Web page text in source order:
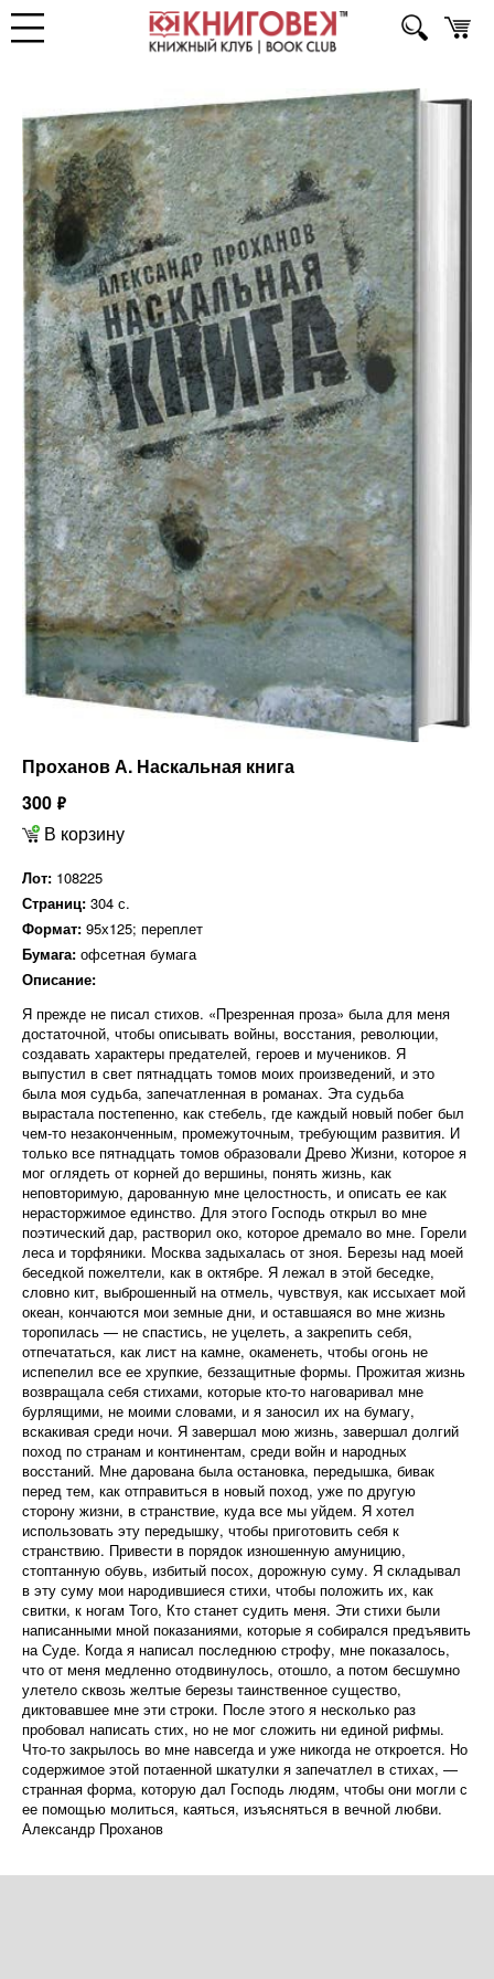
Проханов А. Наскальная книга
300 ф
В корзину
Лот: 108225
Страниц: 304 с.
Формат: 95х125; переплет
Бумага: офсетная бумага
Описание:
Я прежде не писал стихов. «Презренная проза» была для меня
достаточной, чтобы описывать войны, восстания, революции,
создавать характеры предателей, героев и мучеников. Я
выпустил в свет пятнадцать томов моих произведений, и это
была моя судьба, запечатленная в романах. Эта судьба
вырастала постепенно, как стебель, где каждый новый побег был
чем-то незаконченным, промежуточным, требующим развития. И
только все пятнадцать томов образовали Древо Жизни, которое я
мог оглядеть от корней до вершины, понять жизнь, как
неповторимую, дарованную мне целостность, и описать ее как
нерасторжимое единство. Для этого Господь открыл во мне
поэтический дар, растворил око, которое дремало во мне. Горели
леса и торфяники. Москва задыхалась от зноя. Березы над моей
беседкой пожелтели, как в октябре. Я лежал в этой беседке,
словно кит, выброшенный на отмель, чувствуя, как иссыхает мой
океан, кончаются мои земные дни, и оставшаяся во мне жизнь
торопилась — не спастись, не уцелеть, а закрепить себя,
отпечататься, как лист на камне, окаменеть, чтобы огонь не
испепелил все ее хрупкие, беззащитные формы. Прожитая жизнь
возвращала себя стихами, которые кто-то наговаривал мне
бурлящими, не моими словами, и я заносил их на бумагу,
вскакивая среди ночи. Я завершал мою жизнь, завершал долгий
поход по странам и континентам, среди войн и народных
восстаний. Мне дарована была остановка, передышка, бивак
перед тем, как отправиться в новый поход, уже по другую
сторону жизни, в странствие, куда все мы уйдем. Я хотел
использовать эту передышку, чтобы приготовить себя к
странствию. Привести в порядок изношенную амуницию,
стоптанную обувь, избитый посох, дорожную суму. Я складывал
в эту суму мои народившиеся стихи, чтобы положить их, как
свитки, к ногам Того, Кто станет судить меня. Эти стихи были
написанными мной показаниями, которые я собирался предъявить
на Суде. Когда я написал последнюю строфу, мне показалось,
что от меня медленно отодвинулось, отошло, а потом бесшумно
улетело сквозь желтые березы таинственное существо,
диктовавшее мне эти строки. После этого я несколько раз
пробовал написать стих, но не мог сложить ни единой рифмы.
Что-то закрылось во мне навсегда и уже никогда не откроется. Но
содержимое этой потаенной шкатулки я запечатлел в стихах, —
странная форма, которую дал Господь людям, чтобы они могли с
ее помощью молиться, каяться, изъясняться в вечной любви.
Александр Проханов